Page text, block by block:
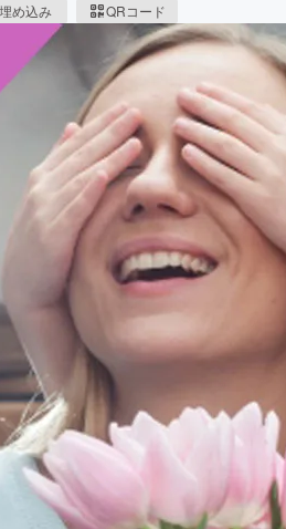
埋め込み QRコード